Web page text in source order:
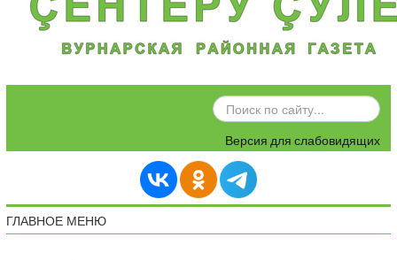
ИСКАТЬ...
Версия для слабовидящих
ГЛАВНОЕ МЕНЮ